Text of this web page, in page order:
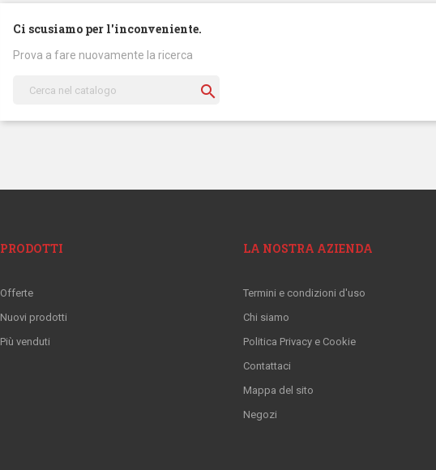
Ci scusiamo per l'inconveniente.
Prova a fare nuovamente la ricerca

PRODOTTI
Offerte
Nuovi prodotti
Più venduti
LA NOSTRA AZIENDA
Termini e condizioni d'uso
Chi siamo
Politica Privacy e Cookie
Contattaci
Mappa del sito
Negozi